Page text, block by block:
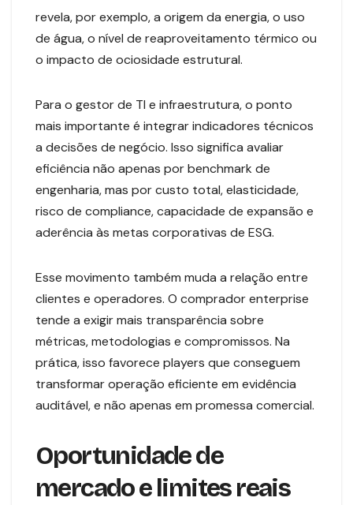
revela, por exemplo, a origem da energia, o uso
de água, o nível de reaproveitamento térmico ou
o impacto de ociosidade estrutural.
Para o gestor de TI e infraestrutura, o ponto
mais importante é integrar indicadores técnicos
a decisões de negócio. Isso significa avaliar
eficiência não apenas por benchmark de
engenharia, mas por custo total, elasticidade,
risco de compliance, capacidade de expansão e
aderência às metas corporativas de ESG.
Esse movimento também muda a relação entre
clientes e operadores. O comprador enterprise
tende a exigir mais transparência sobre
métricas, metodologias e compromissos. Na
prática, isso favorece players que conseguem
transformar operação eficiente em evidência
auditável, e não apenas em promessa comercial.
Oportunidade de
mercado e limites reais